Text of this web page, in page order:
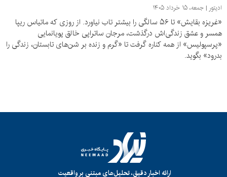
ادیتور جمعه، ۱۵ خرداد ۱۴۰۵
«غریزه بقایش» تا ۵۶ سالگی را بیشتر تاب نیاورد. از روزی که ماتیاس ریپا
همسر و عشق زندگی‌اش درگذشت، مرجان ساتراپی خالق پویانمایی
«پرسپولیس» از همه کناره گرفت تا «گرم و زنده بر شن‌های تابستان، زندگی را
بدرود» بگوید.
ارائه اخبار دقیق، تحلیل‌های مبتنی بر واقعیت